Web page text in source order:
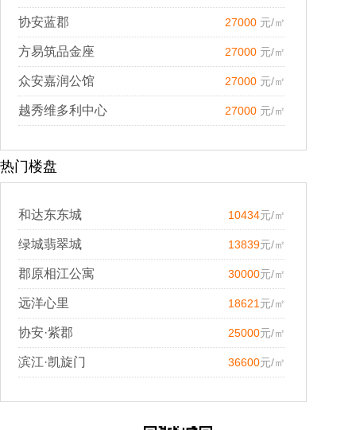
协安蓝郡 27000 元/㎡
方易筑品金座 27000 元/㎡
众安嘉润公馆 27000 元/㎡
越秀维多利中心 27000 元/㎡
热门楼盘
和达东东城 10434元/㎡
绿城翡翠城 13839元/㎡
郡原相江公寓 30000元/㎡
远洋心里 18621 元/㎡
协安·紫郡 25000元/㎡
滨江·凯旋门 36600元/㎡